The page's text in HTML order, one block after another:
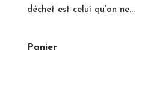
déchet est celui qu’on ne...
Panier